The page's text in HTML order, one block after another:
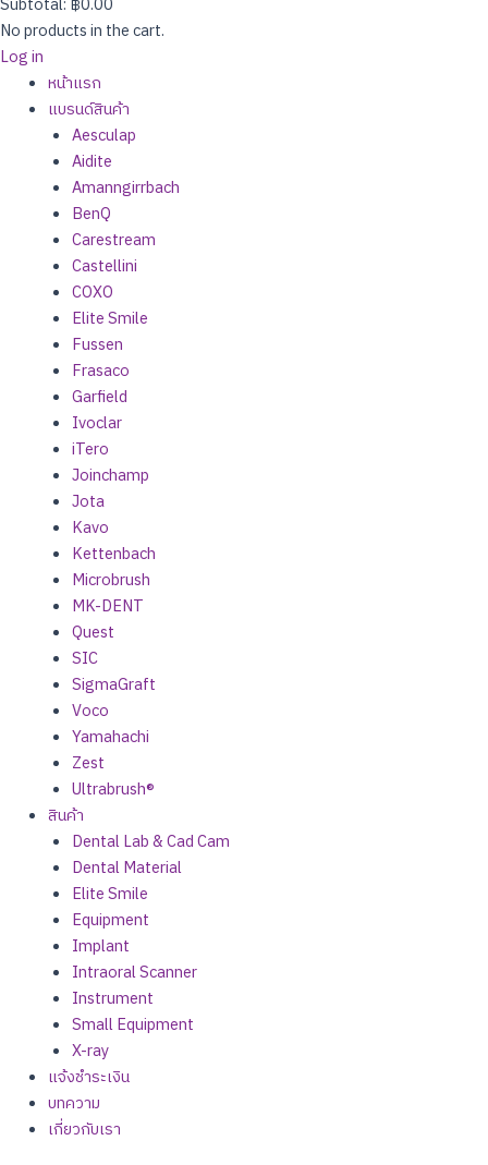
No products in the cart.
Log in
หน้าแรก
แบรนด์สินค้า
Aesculap
Aidite
Amanngirrbach
BenQ
Carestream
Castellini
COXO
Elite Smile
Fussen
Frasaco
Garfield
Ivoclar
iTero
Joinchamp
Jota
Kavo
Kettenbach
Microbrush
MK-DENT
Quest
SIC
SigmaGraft
Voco
Yamahachi
Zest
Ultrabrush®
สินค้า
Dental Lab & Cad Cam
Dental Material
Elite Smile
Equipment
Implant
Intraoral Scanner
Instrument
Small Equipment
X-ray
แจ้งชำระเงิน
บทความ
เกี่ยวกับเรา